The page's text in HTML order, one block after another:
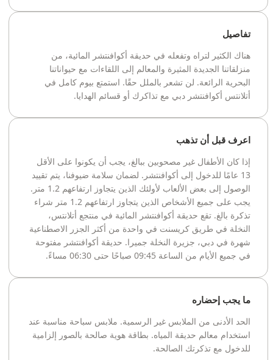
تفاصيل
هناك الكثير لتراه وتفعله في حديقة أكوافنتشر المائية، من
منزلقاتنا الجديدة المثيرة والمعالم إلى اللقاءات مع حيواناتنا
البحرية الرائعة. لن تشعر بالملل حقًا. استمتع بيوم كامل في
أتلانتس أكوافنتشر دبي مع تذاكرك أو قسائم الهدايا.
اعرف قبل أن تذهب
إذا كان الأطفال غير مصحوبين ببالغ، يجب أن يكونوا على الأقل
13 عامًا للدخول إلى أكوافنتشر. لضمان سلامة ضيوفنا، يتم تقييد
الوصول إلى بعض الألعاب لأولئك الذين يتجاوز ارتفاعهم 1.2 متر.
يجب على جميع الأشخاص الذين يتجاوز ارتفاعهم 1.2 متر شراء
تذكرة بالغ. تقع حديقة أكوافنتشر المائية في منتجع أتلانتس،
النخلة في طريق كريسنت في واحدة من أكثر الجزر الاصطناعية
شهرة في دبي، جزيرة النخلة جميرا. حديقة أكوافنتشر مفتوحة
في جميع الأيام من الساعة 09:45 صباحًا حتى 06:30 مساءً.
ما يجب إحضاره
الحد الأدنى من الملابس غير الرسمية. ملابس سباحة مناسبة عند
استخدام معالم حديقة المياه. بطاقة هوية صالحة بالصور إلزامية
للدخول مع تذكرتك الصالحة.